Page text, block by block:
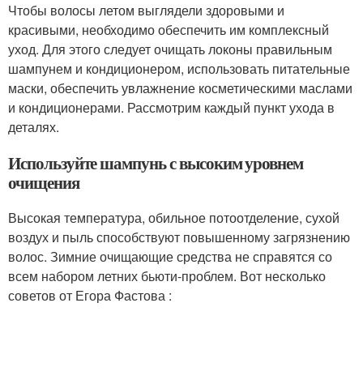
Чтобы волосы летом выглядели здоровыми и
красивыми, необходимо обеспечить им комплексный
уход. Для этого следует очищать локоны правильным
шампунем и кондиционером, использовать питательные
маски, обеспечить увлажнение косметическими маслами
и кондиционерами. Рассмотрим каждый пункт ухода в
деталях.
Используйте шампунь с высоким уровнем
очищения
Высокая температура, обильное потоотделение, сухой
воздух и пыль способствуют повышенному загрязнению
волос. Зимние очищающие средства не справятся со
всем набором летних бьюти-проблем. Вот несколько
советов от Егора Фастова :